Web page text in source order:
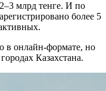
млрд тенге. И по
более 5
в онлайн-формате, но
Казахстана.